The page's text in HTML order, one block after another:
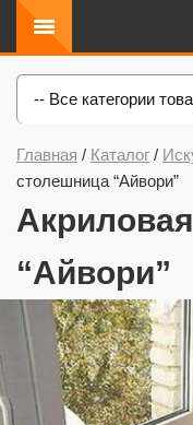
-- Все категории
Главная / Каталог /
столешница “Айвори”
“Айвори”